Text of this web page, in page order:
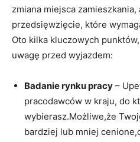
zmiana miejsca
przedsięwzięcie, które
Oto kilka kluczowych
uwagę przed wyjazdem:
Badanie rynku pracy –
pracodawców w kraju, do
wybierasz.Możliwe,że
bardziej lub mniej